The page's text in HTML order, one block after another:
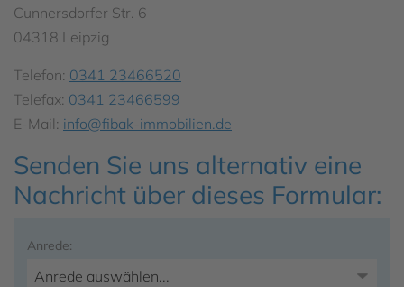
Cunnersdorfer Str. 6
04318 Leipzig
Telefon: 0341 23466520
Telefax: 0341 23466599
E-Mail: info@fibak-immobilien.de
Senden Sie uns alternativ eine
Nachricht über dieses Formular:
Anrede: